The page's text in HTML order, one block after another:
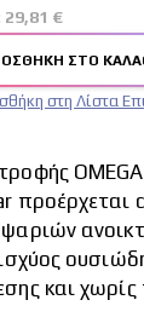
29,81 €
ΣΤΟ
στη Λίστα
προέρχεται
και